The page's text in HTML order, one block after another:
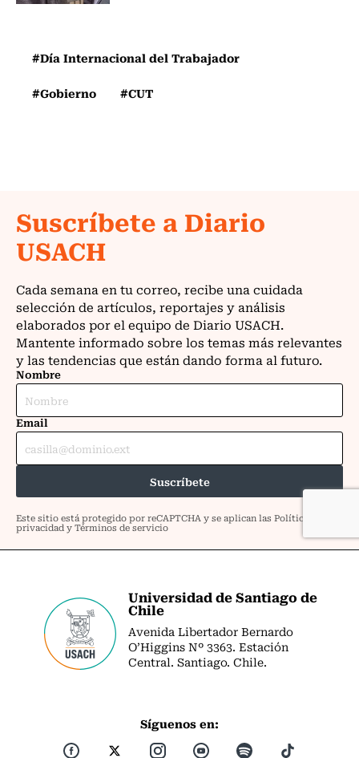
#Día Internacional del Trabajador
#Gobierno
#CUT
Universidad de Santiago de
Chile
Avenida Libertador Bernardo
O’Higgins Nº 3363. Estación
Central. Santiago. Chile.
Síguenos en: